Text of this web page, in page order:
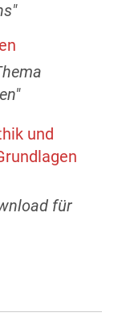
und
für